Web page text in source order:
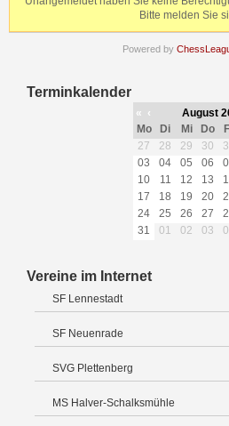
Bitte melden Sie
Powered by
Terminkalender
« ‹ August
Mo
Di Mi Do
27
28 29 30
03
04 05 06
10
11 12 13
17
18 19 20
24
25 26 27
31
01 02 03
Vereine im Internet
SF Lennestadt
SF Neuenrade
SVG Plettenberg
MS Halver-Schalksmühle